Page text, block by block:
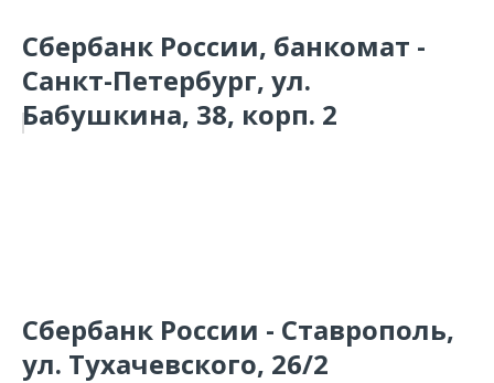
Сбербанк России, банкомат -
Санкт-Петербург, ул.
Бабушкина, 38, корп. 2
Сбербанк России - Ставрополь,
ул. Тухачевского, 26/2